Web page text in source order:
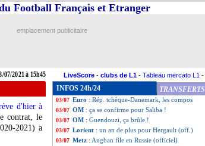
07/2021 à 15h45
Football Français et Etranger
emplacement publicitaire
LiveScore - clubs de L1 - Tableau mercato L1 -
d'hier à
contrat, le
2021) a
INFOS 24h/24 TRANSFERTS
03/07 Euro: Ukraine-Angleterre, les compos
03/07 Italie
03/07 Tottenham: Alderweireld sur le départ ?
03/07 Belgique: Vertonghen énervé par les Italiens
03/07 Euro : Rép. tchèque-Danemark, les compos
03/07 OM : ça se confirme pour Saliba !
03/07 OM : Guendouzi, ça brûle !
03/07 Lorient : un an de plus pour Hergault (off.)
03/07 Metz : Angban file en Russie (officiel)